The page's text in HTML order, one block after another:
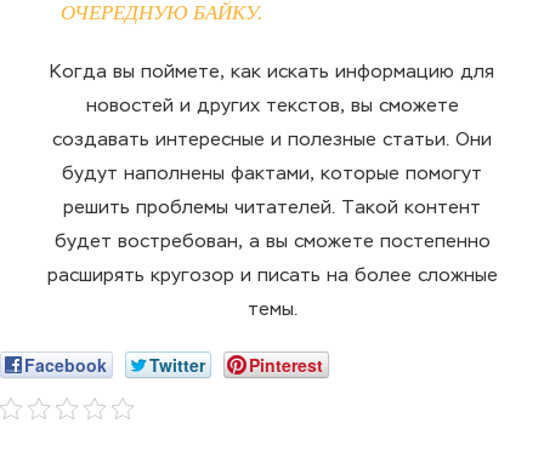
ОЧЕРЕДНУЮ БАЙКУ.
Когда вы поймете, как искать информацию для
новостей и других текстов, вы сможете
создавать интересные и полезные статьи. Они
будут наполнены фактами, которые помогут
решить проблемы читателей. Такой контент
будет востребован, а вы сможете постепенно
расширять кругозор и писать на более сложные
темы.
Facebook Twitter Pinterest